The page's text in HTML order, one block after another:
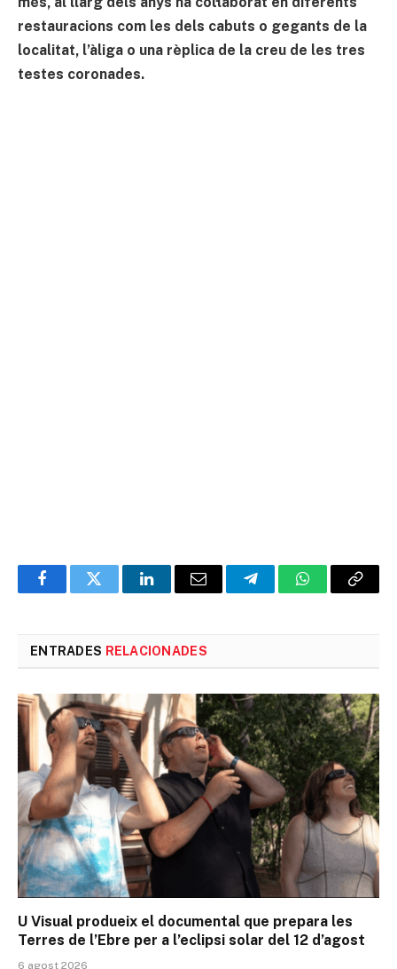
restauracions com les dels cabuts o gegants de la
localitat, l’àliga o una rèplica de la creu de les tres
testes coronades.
FacebookTwitter LinkedInEmail TelegramWhatsAppCopia
ENTRADES RELACIONADES
U Visual produeix el documental que prepara les
Terres de l’Ebre per a l’eclipsi solar del 12 d’agost
6 agost 2026